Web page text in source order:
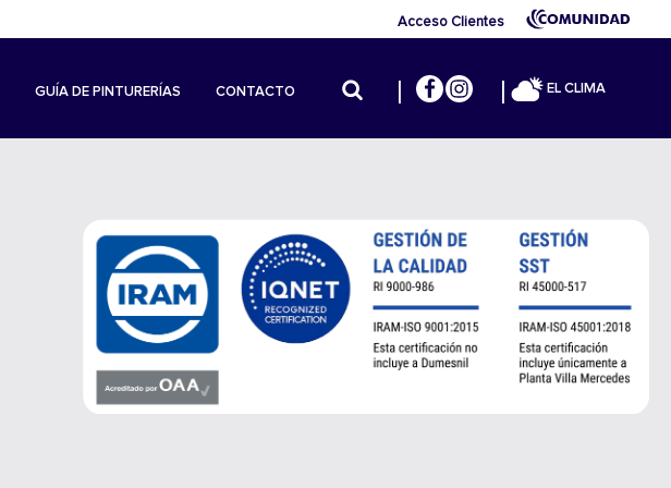
Acceso Clientes
GUÍA DE PINTURERÍAS CONTACTO EL CLIMA